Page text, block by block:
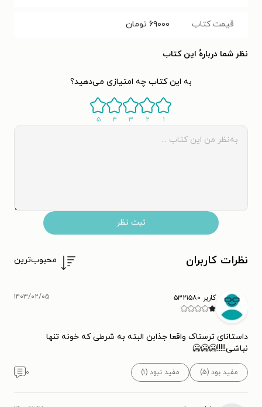
قیمت کتاب ۶۹۰۰۰ تومان
نظر شما دربارهٔ این کتاب
به این کتاب چه امتیازی می‌دهید؟
۱ ۲ ۳ ۴ ۵
ثبت نظر
نظرات کاربران محبوب‌ترین
کاربر ۵۳۲۱۵۸۰ ۱۴۰۳/۰۲/۰۵
داستانای ترسناک واقعا جذابن البته به شرطی که خونه تنها
نباشی!!!!!🥶🥶🥶
مفید بود (۵) مفید نبود (۱) ۰